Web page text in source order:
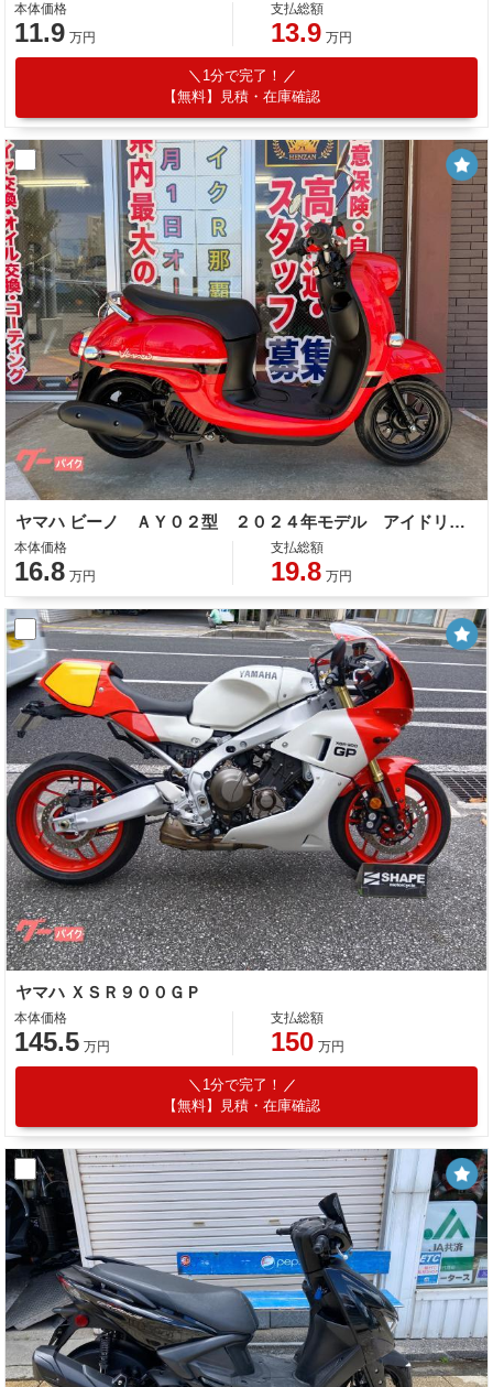
本体価格
11.9 万円
支払総額
13.9 万円
1分で完了！
【無料】見積・在庫確認
ヤマハ ビーノ ＡＹ０２型 ２０２４年モデル アイドリングストップ シガーソケット コンビニフック
本体価格
16.8 万円
支払総額
19.8 万円
ヤマハ ＸＳＲ９００ＧＰ
本体価格
145.5 万円
支払総額
150 万円
1分で完了！
【無料】見積・在庫確認